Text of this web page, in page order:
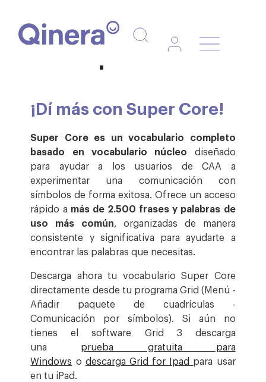
de
Super Core
¡Dí más con Super Core!
Super Core es un vocabulario completo
basado en vocabulario núcleo diseñado
para ayudar a los usuarios de CAA a
experimentar una comunicación con
símbolos de forma exitosa. Ofrece un acceso
rápido a más de 2.500 frases y palabras de
uso más común, organizadas de manera
consistente y significativa para ayudarte a
encontrar las palabras que necesitas.
Descarga ahora tu vocabulario Super Core
directamente desde tu programa Grid (Menú -
Añadir paquete de cuadrículas -
Comunicación por símbolos). Si aún no
tienes el software Grid 3 descarga
una prueba gratuita para
Windows o descarga Grid for Ipad para usar
en tu iPad.